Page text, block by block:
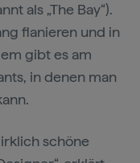
als „The Bay“).
flanieren und in
gibt es am
in denen man
schöne